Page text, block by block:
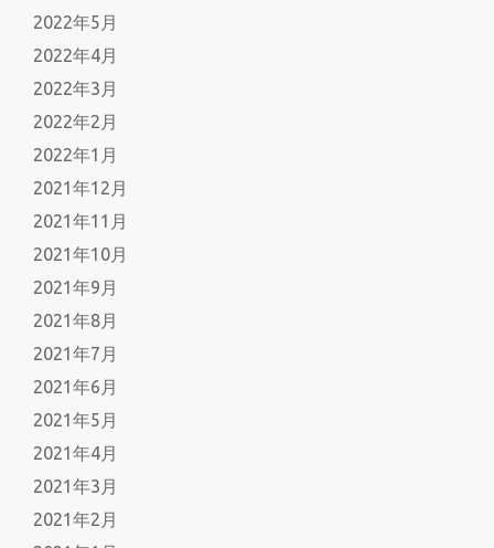
2022年5月
2022年4月
2022年3月
2022年2月
2022年1月
2021年12月
2021年11月
2021年10月
2021年9月
2021年8月
2021年7月
2021年6月
2021年5月
2021年4月
2021年3月
2021年2月